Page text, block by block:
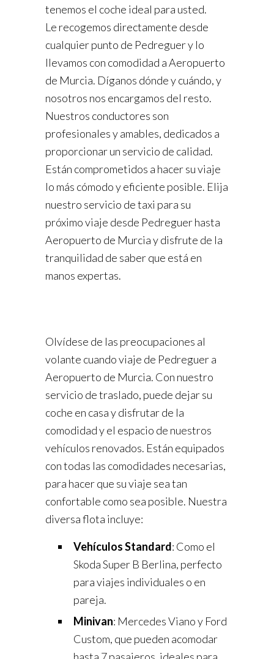
tenemos el coche ideal para usted.
Le recogemos directamente desde
cualquier punto de Pedreguer y lo
llevamos con comodidad a Aeropuerto
de Murcia. Díganos dónde y cuándo, y
nosotros nos encargamos del resto.
Nuestros conductores son
profesionales y amables, dedicados a
proporcionar un servicio de calidad.
Están comprometidos a hacer su viaje
lo más cómodo y eficiente posible. Elija
nuestro servicio de taxi para su
próximo viaje desde Pedreguer hasta
Aeropuerto de Murcia y disfrute de la
tranquilidad de saber que está en
manos expertas.
Olvídese de las preocupaciones al
volante cuando viaje de Pedreguer a
Aeropuerto de Murcia. Con nuestro
servicio de traslado, puede dejar su
coche en casa y disfrutar de la
comodidad y el espacio de nuestros
vehículos renovados. Están equipados
con todas las comodidades necesarias,
para hacer que su viaje sea tan
confortable como sea posible. Nuestra
diversa flota incluye:
Vehículos Standard: Como el
Skoda Super B Berlina, perfecto
para viajes individuales o en
pareja.
Minivan: Mercedes Viano y Ford
Custom, que pueden acomodar